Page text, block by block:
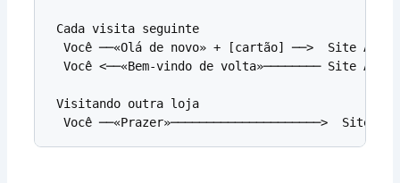
Cada visita seguinte
Você ──«Olá de novo» + [cartão] ──>  Site A
  Você <──«Bem-vindo de volta»──────── Site A
Visitando outra loja
Você ──«Prazer»─────────────────────>  Site B